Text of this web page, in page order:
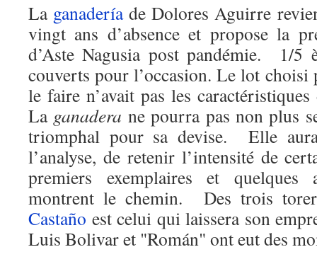
La ganaderíade Dolores Aguirre
vingt ans d’absence et propose la
d’Aste Nagusia post pandémie. 1/5
couverts pour l’occasion. Le lot choisi
le faire n’avait pas les
La ganadera ne pourra pas non plus
triomphal pour sa devise. Elle
l’analyse, de retenir l’intensité de
premiers exemplaires et quelques
montrent le chemin. Des trois
Castaño est celui qui laissera son
Luis Bolivar et "Román" ont eut des